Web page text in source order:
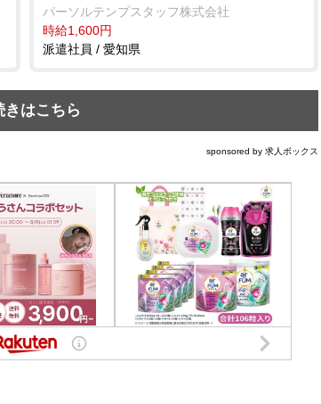
パーソルテンプスタッフ株式会社
時給1,600円
派遣社員 / 愛知県
きはこちら
sponsored by 求人ボックス